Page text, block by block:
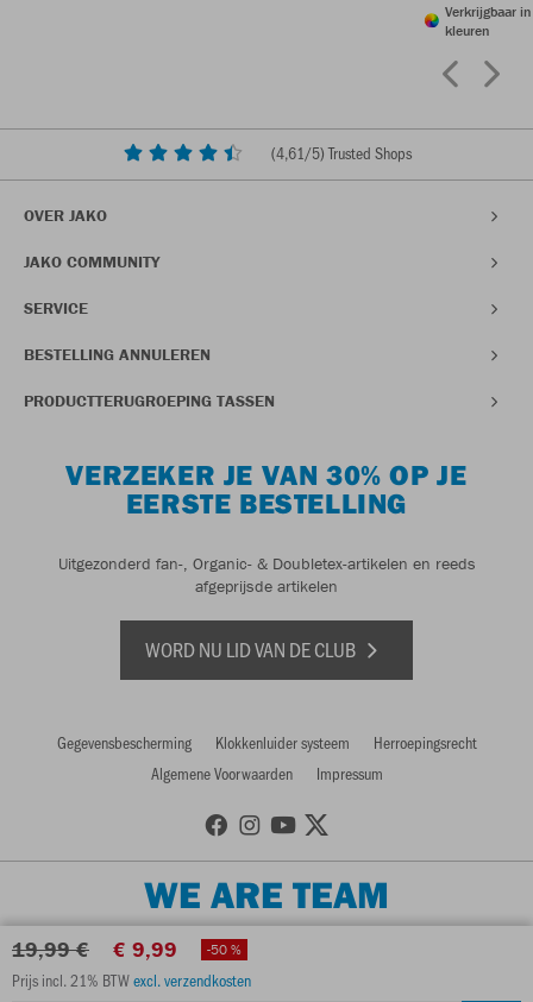
19,99 € € 9,99 -50 %
Prijs incl. 21% BTWexcl. verzendkosten
Verkrijgbaar
kleuren
(4,61/5) Trusted Shops
OVER JAKO
JAKO COMMUNITY
SERVICE
BESTELLING ANNULEREN
PRODUCTTERUGROEPING TASSEN
VERZEKER JE VAN 30% OP JE
EERSTE BESTELLING
Uitgezonderd fan-, Organic- & Doubletex-artikelen en reeds
afgeprijsde artikelen
WORD NU LID VAN DE CLUB
Gegevensbescherming Klokkenluider systeem
Herroepingsrecht
Algemene Voorwaarden
Impressum
WE ARE TEAM